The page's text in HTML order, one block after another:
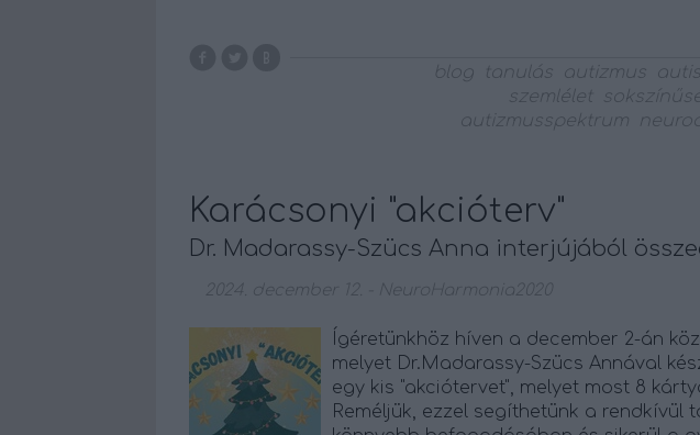
blog
tanulás autizmus
szemlélet
autizmusspektrum
Karácsonyi "akcióterv"
Dr. Madarassy-Szücs Anna interjújából
2024. december 12. NeuroHarmonia2020
Ígéretünkhöz híven a december 2-án
melyet Dr.Madarassy-Szücs Annával
egy kis "akciótervet", melyet most 8
Reméljük, ezzel segíthetünk a rendkívül